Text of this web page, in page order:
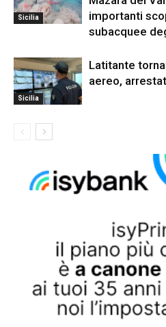
Sicilia
importanti
subacquee
Sicilia
Latitante
aereo,